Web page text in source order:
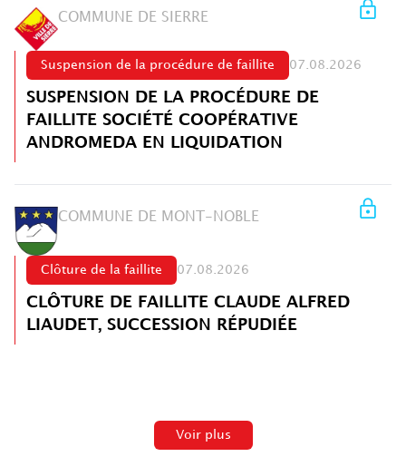
COMMUNE DE SIERRE
Suspension de la procédure de faillite 07.08.2026
SUSPENSION DE LA PROCÉDURE DE
FAILLITE SOCIÉTÉ COOPÉRATIVE
ANDROMEDA EN LIQUIDATION
COMMUNE DE MONT-NOBLE
Clôture de la faillite 07.08.2026
CLÔTURE DE FAILLITE CLAUDE ALFRED
LIAUDET, SUCCESSION RÉPUDIÉE
Voir plus